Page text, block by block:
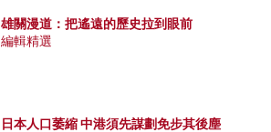
雄關漫道：把遙遠的歷史拉到眼前
編輯精選
日本人口萎縮 中港須先謀劃免步其後塵